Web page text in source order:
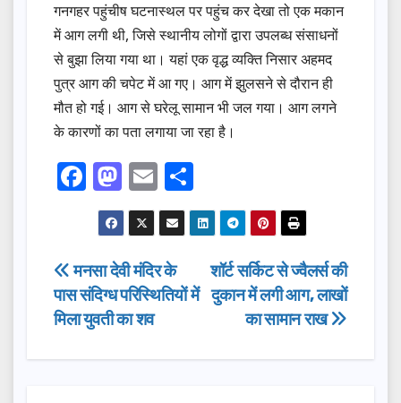
गनगहर पहुंचीष घटनास्थल पर पहुंच कर देखा तो एक मकान
में आग लगी थी, जिसे स्थानीय लोगों द्वारा उपलब्ध संसाधनों
से बुझा लिया गया था। यहां एक वृद्ध व्यक्ति निसार अहमद
पुत्र आग की चपेट में आ गए। आग में झुलसने से दौरान ही
मौत हो गई। आग से घरेलू सामान भी जल गया। आग लगने
के कारणों का पता लगाया जा रहा है।
F
a
c
e
b
o
M
a
st
o
d
o
E
m
ail
h
ar
Post
navigation
शॉर्ट सर्किट से ज्वैलर्स की
दुकान में लगी आग, लाखों
का सामान राख
मनसा देवी मंदिर के
पास संदिग्ध परिस्थितियों में
मिला युवती का शव